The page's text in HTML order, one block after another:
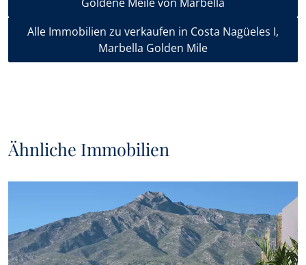
Alle Immobilien zu verkaufen in Costa Nagüeles I,
Marbella Golden Mile
Ähnliche Immobilien